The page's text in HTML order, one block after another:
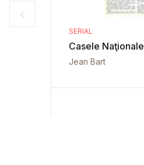
SERIAL
Casele Naţionale
Jean Bart